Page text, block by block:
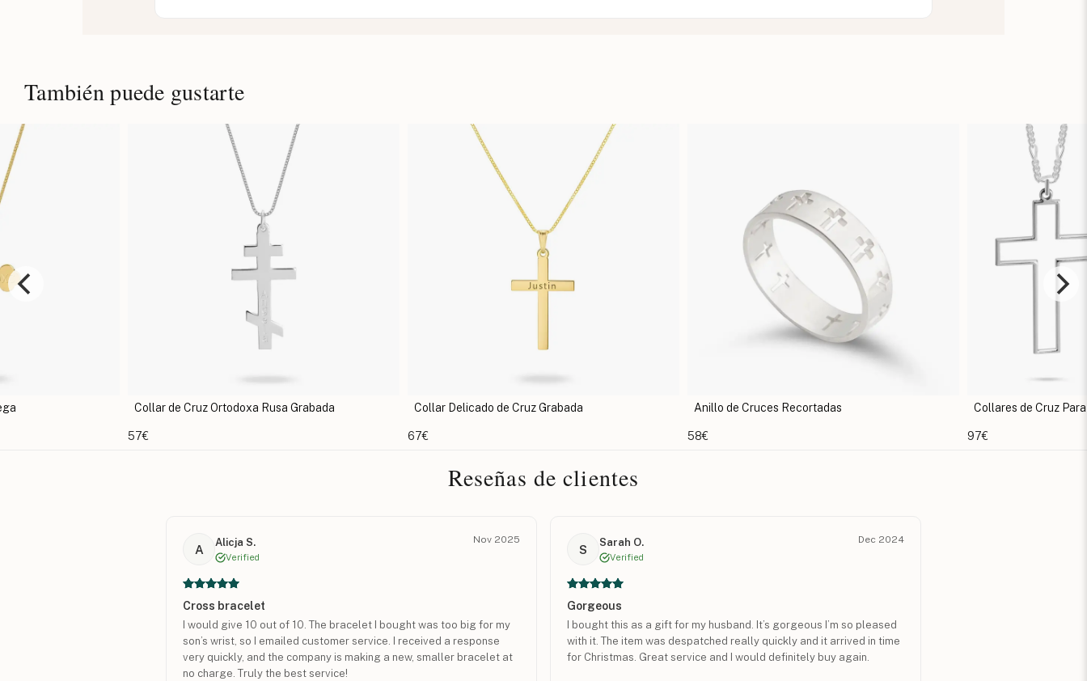
También puede gustarte
Collar de Cruz Ortodoxa Rusa Grabada
57€
Collar Delicado de Cruz Grabada
67€
Anillo de Cruces Recortadas
58€
Collares de Cruz Para
97€
Reseñas de clientes
A
Alicja S.
Verified
Nov 2025
Cross bracelet
I would give 10 out of 10. The bracelet I bought was too big for my
son’s wrist, so I emailed customer service. I received a response
very quickly, and the company is making a new, smaller bracelet at
no charge. Truly the best service!
S
Sarah O.
Verified
Dec 2024
Gorgeous
I bought this as a gift for my husband. It’s gorgeous I’m so pleased
with it. The item was despatched really quickly and it arrived in time
for Christmas. Great service and I would definitely buy again.